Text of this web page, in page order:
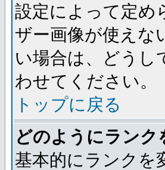
設定によって定め
ザー画像が使えな
い場合は、どうし
わせてください。
トップに戻る
どのようにラン
基本的にランクを